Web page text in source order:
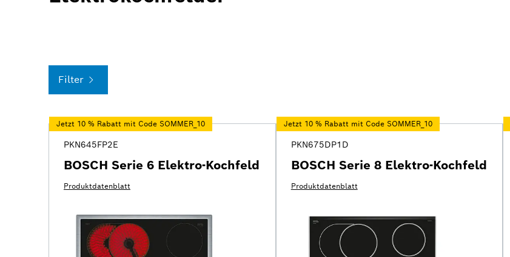
Filter
Jetzt 10 % Rabatt mit Code SOMMER_10
PKN645FP2E
BOSCH Serie 6 Elektro-Kochfeld
Produktdatenblatt
Jetzt 10 % Rabatt mit Code SOMMER_10
PKN675DP1D
BOSCH Serie 8 Elektro-Kochfeld
Produktdatenblatt